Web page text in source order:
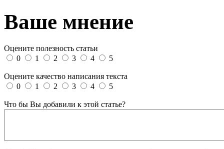
Ваше мнение
Оцените полезность статьи
0
1 2 3 4 5
Оцените качество написания текста
0
1 2 3 4 5
Что бы Вы добавили к этой статье?